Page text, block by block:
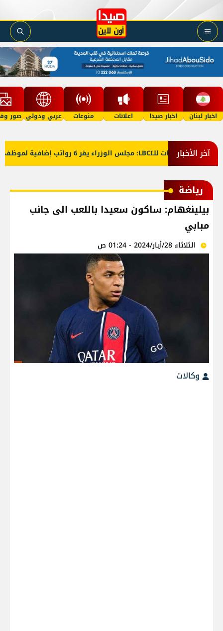
اخبار لبنان اخبار صيدا اعلانات منوعات عربي ودولي صور
آخر الأخبار
معلومات للـLBCI: مجلس الوزراء يقر 6 رواتب إضافية لموظفي القطاع العام وصرف الفروقات بأثر رجعي منذ آذار
رياضة
بيلينغهام: ساكون سعيدا باللعب الى جانب
مبابي
الثلاثاء 28/أيار/2024 - 01:24 ص
وكالات